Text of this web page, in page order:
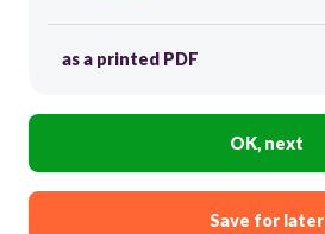
as a printed PDF
OK, next
Save for later